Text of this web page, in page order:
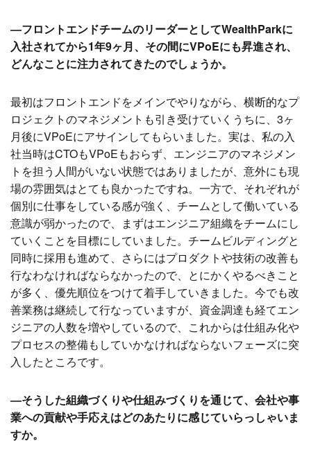
―フロントエンドチームのリーダーとしてWealthParkに
入社されてから1年9ヶ月、その間にVPoEにも昇進され、
どんなことに注力されてきたのでしょうか。
最初はフロントエンドをメインでやりながら、横断的なプ
ロジェクトのマネジメントも引き受けていくうちに、3ヶ
月後にVPoEにアサインしてもらいました。実は、私の入
社当時はCTOもVPoEもおらず、エンジニアのマネジメン
トを担う人間がいない状態ではありましたが、意外にも現
場の雰囲気はとても良かったですね。一方で、それぞれが
個別に仕事をしている感が強く、チームとして働いている
意識が弱かったので、まずはエンジニア組織をチームにし
ていくことを目標にしていました。チームビルディングと
同時に採用も進めて、さらにはプロダクトや技術の改善も
行なわなければならなかったので、とにかくやるべきこと
が多く、優先順位をつけて着手していきました。今でも改
善業務は継続して行なっていますが、資金調達も経てエン
ジニアの人数を増やしているので、これからは仕組み化や
プロセスの整備もしていかなければならないフェーズに突
入したところです。
―そうした組織づくりや仕組みづくりを通じて、会社や事
業への貢献や手応えはどのあたりに感じていらっしゃいま
すか。